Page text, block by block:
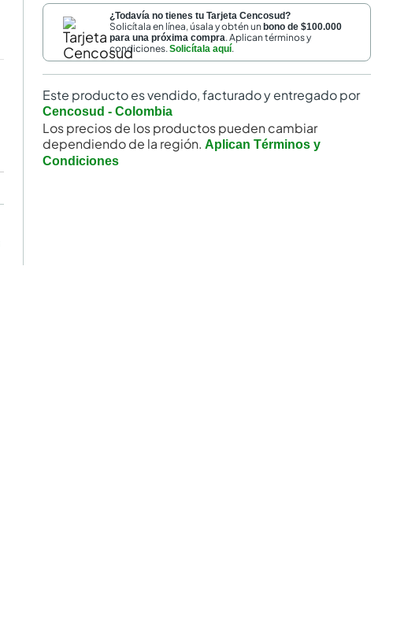
¿Todavía no tienes tu Tarjeta Cencosud?
Solicítala en línea, úsala y obtén unbono de $100.000
para una próxima compra. Aplican términos y
condiciones.Solicítala aquí.
Este producto es vendido, facturado y entregado por
Cencosud - Colombia
Los precios de los productos pueden cambiar
dependiendo de la región. Aplican Términos y
Condiciones